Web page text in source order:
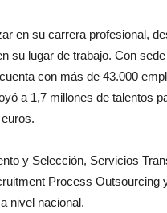
en su carrera profesional,
su lugar de trabajo. Con
con más de 43.000
a 1,7 millones de talentos
y Selección, Servicios
Process Outsourcing
nivel nacional.